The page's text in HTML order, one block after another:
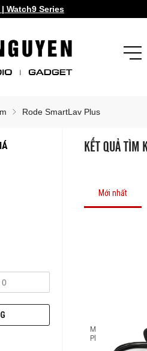
Watch9 Series
Rode SmartLav Plus
KẾT QUẢ TÌM
Mới nhất
Microphone Rode
Plus